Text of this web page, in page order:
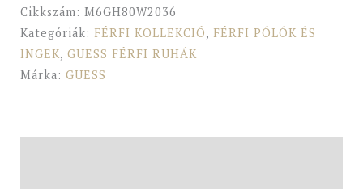
Cikkszám: M6GH80W2036
Kategóriák: FÉRFI KOLLEKCIÓ, FÉRFI PÓLÓK ÉS
INGEK, GUESS FÉRFI RUHÁK
Márka: GUESS